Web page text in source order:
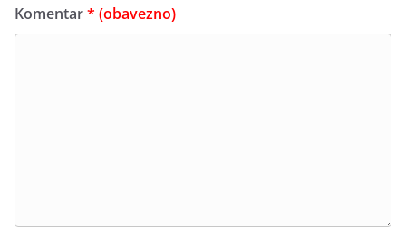
Komentar* (obavezno)